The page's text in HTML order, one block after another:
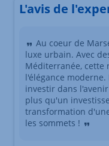
L'avis de
Au coeur de
luxe urbain. Avec
Méditerranée, cette
l'élégance
investir dans
plus qu'un
transformation
les sommets !